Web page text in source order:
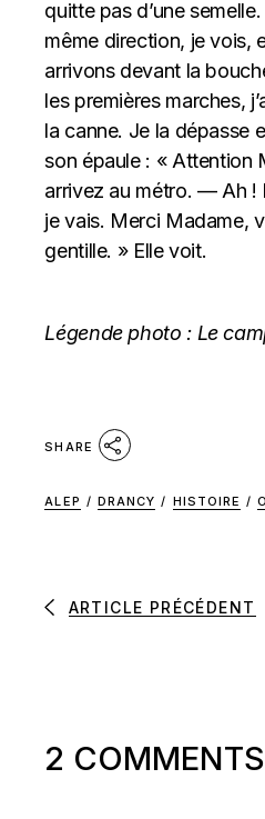
quitte pas d’une
même direction, je vois,
arrivons devant la
les premières marches,
la canne. Je la dépasse
son épaule : « Attention
arrivez au métro. — Ah !
je vais. Merci Madame,
gentille. » Elle voit.
Légende photo : Le
SHARE
ALEP / DRANCY / HISTOIRE /
ARTICLE PRÉCÉDENT
2 COMMENTS